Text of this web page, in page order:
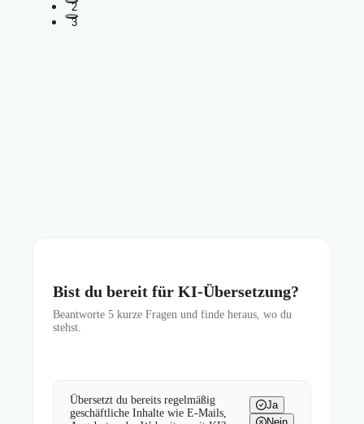
2
3
Bist du bereit für KI-Übersetzung?
Beantworte 5 kurze Fragen und finde heraus, wo du
stehst.
Übersetzt du bereits regelmäßig
geschäftliche Inhalte wie E-Mails,
Ja